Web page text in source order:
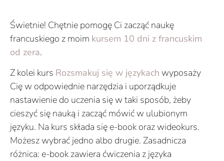
Świetnie! Chętnie pomogę Ci zacząć naukę
francuskiego z moim kursem 10 dni z francuskim
od zera.
Z kolei kurs Rozsmakuj się w językach wyposaży
Cię w odpowiednie narzędzia i uporządkuje
nastawienie do uczenia się w taki sposób, żeby
cieszyć się nauką i zacząć mówić w ulubionym
języku. Na kurs składa się e-book oraz wideokurs.
Możesz wybrać jedno albo drugie. Zasadnicza
różnica: e-book zawiera ćwiczenia z języka